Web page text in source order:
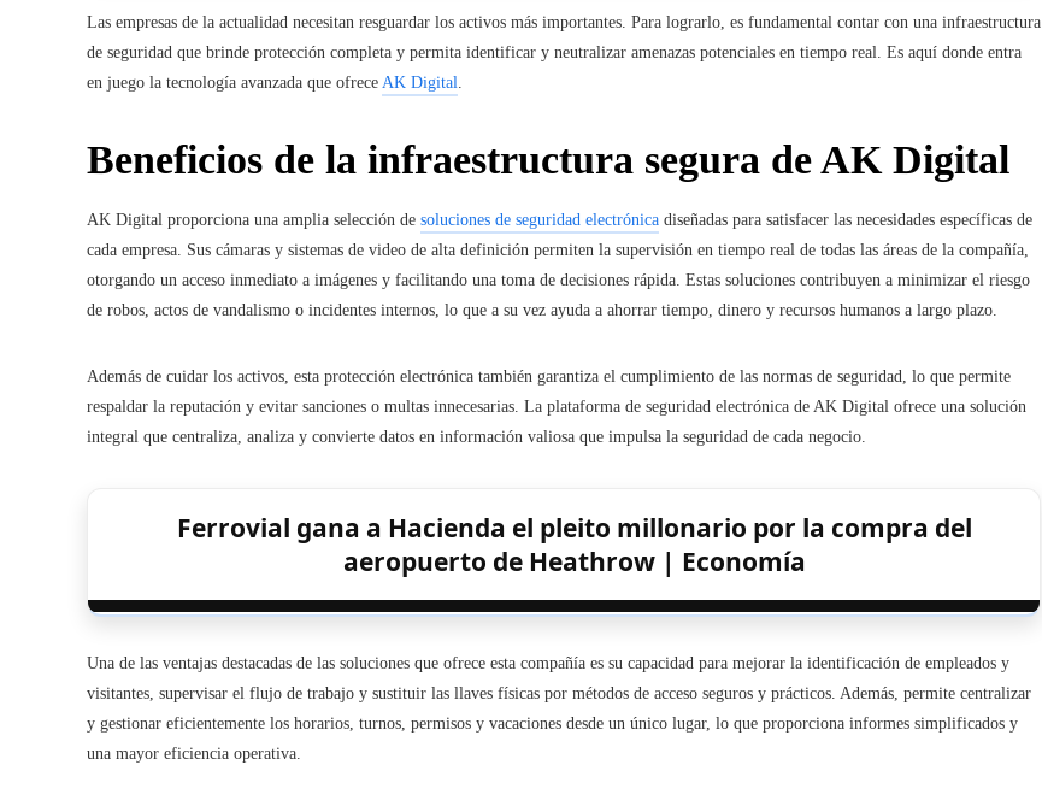
Las empresas de la actualidad necesitan resguardar los activos más importantes. Para lograrlo, es fundamental contar con una infraestructura
de seguridad que brinde protección completa y permita identificar y neutralizar amenazas potenciales en tiempo real. Es aquí donde entra
en juego la tecnología avanzada que ofrece AK Digital
Beneficios de la infraestructura segura de AK Digital
AK Digital proporciona una amplia selección de soluciones de seguridad electrónica diseñadas para satisfacer las necesidades específicas de
cada empresa. Sus cámaras y sistemas de video de alta definición permiten la supervisión en tiempo real de todas las áreas de la compañía,
otorgando un acceso inmediato a imágenes y facilitando una toma de decisiones rápida. Estas soluciones contribuyen a minimizar el riesgo
de robos, actos de vandalismo o incidentes internos, lo que a su vez ayuda a ahorrar tiempo, dinero y recursos humanos a largo plazo.
Además de cuidar los activos, esta protección electrónica también garantiza el cumplimiento de las normas de seguridad, lo que permite
respaldar la reputación y evitar sanciones o multas innecesarias. La plataforma de seguridad electrónica de AK Digital ofrece una solución
integral que centraliza, analiza y convierte datos en información valiosa que impulsa la seguridad de cada negocio.
Ferrovial gana a Hacienda el pleito millonario por la compra del
aeropuerto de Heathrow | Economía
Una de las ventajas destacadas de las soluciones que ofrece esta compañía es su capacidad para mejorar la identificación de empleados y
visitantes, supervisar el flujo de trabajo y sustituir las llaves físicas por métodos de acceso seguros y prácticos. Además, permite centralizar
y gestionar eficientemente los horarios, turnos, permisos y vacaciones desde un único lugar, lo que proporciona informes simplificados y
una mayor eficiencia operativa.